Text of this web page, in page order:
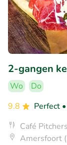
2-gangen
Wo
Do
9.8
Perfect
Café Pitchers
Amersfoort